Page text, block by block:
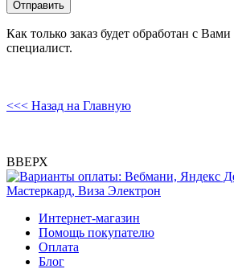
Как только заказ будет обработан с
специалист.
<<< Назад на Главную
ВВЕРХ
Интернет-магазин
Помощь покупателю
Оплата
Блог